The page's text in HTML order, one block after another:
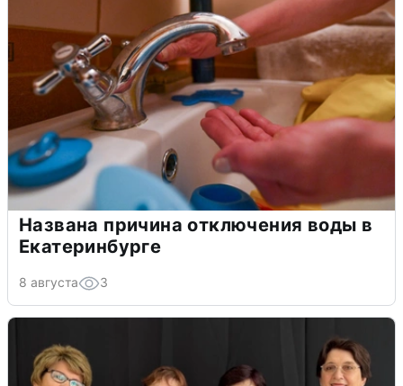
Названа причина отключения воды в
Екатеринбурге
8 августа 3